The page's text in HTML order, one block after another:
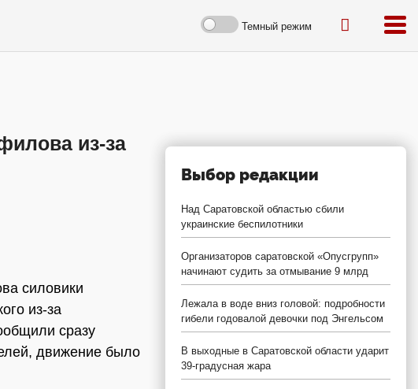
Темный режим
из-за
силовики
из-за
сразу
движение было
Выбор редакции
Над Саратовской областью сбили
украинские беспилотники
Организаторов саратовской «Опусгрупп»
начинают судить за отмывание 9 млрд
Лежала в воде вниз головой: подробности
гибели годовалой девочки под Энгельсом
В выходные в Саратовской области ударит
39-градусная жара